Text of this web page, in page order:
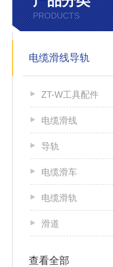
PRODUCTS
电缆滑线导轨
ZT-W工具配件
电缆滑线
导轨
电缆滑车
电缆滑轨
滑道
查看全部